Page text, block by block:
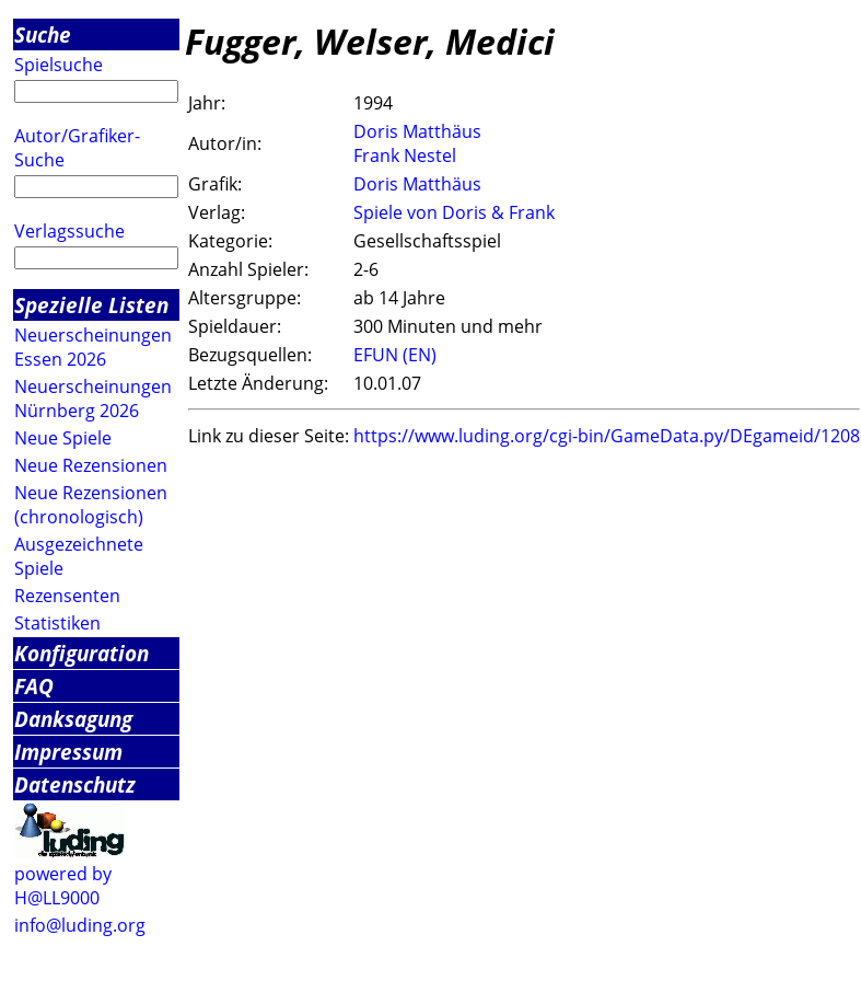
Suche
Spielsuche
Autor/Grafiker-
Suche
Verlagssuche
Spezielle Listen
Neuerscheinungen
Essen 2026
Neuerscheinungen
Nürnberg 2026
Neue Spiele
Neue Rezensionen
Neue Rezensionen
(chronologisch)
Ausgezeichnete
Spiele
Rezensenten
Statistiken
Konfiguration
FAQ
Danksagung
Impressum
Datenschutz
powered by
H@LL9000
info@luding.org
Fugger, Welser, Medici
Jahr:
1994
Autor/in:
Doris Matthäus
Frank Nestel
Grafik:
Doris Matthäus
Verlag:
Spiele von Doris & Frank
Kategorie:
Gesellschaftsspiel
Anzahl Spieler:
2-6
Altersgruppe:
ab 14 Jahre
Spieldauer:
300 Minuten und mehr
Bezugsquellen:
EFUN (EN)
Letzte Änderung:
10.01.07
Link zu dieser Seite: https://www.luding.org/cgi-bin/GameData.py/DEgameid/1208